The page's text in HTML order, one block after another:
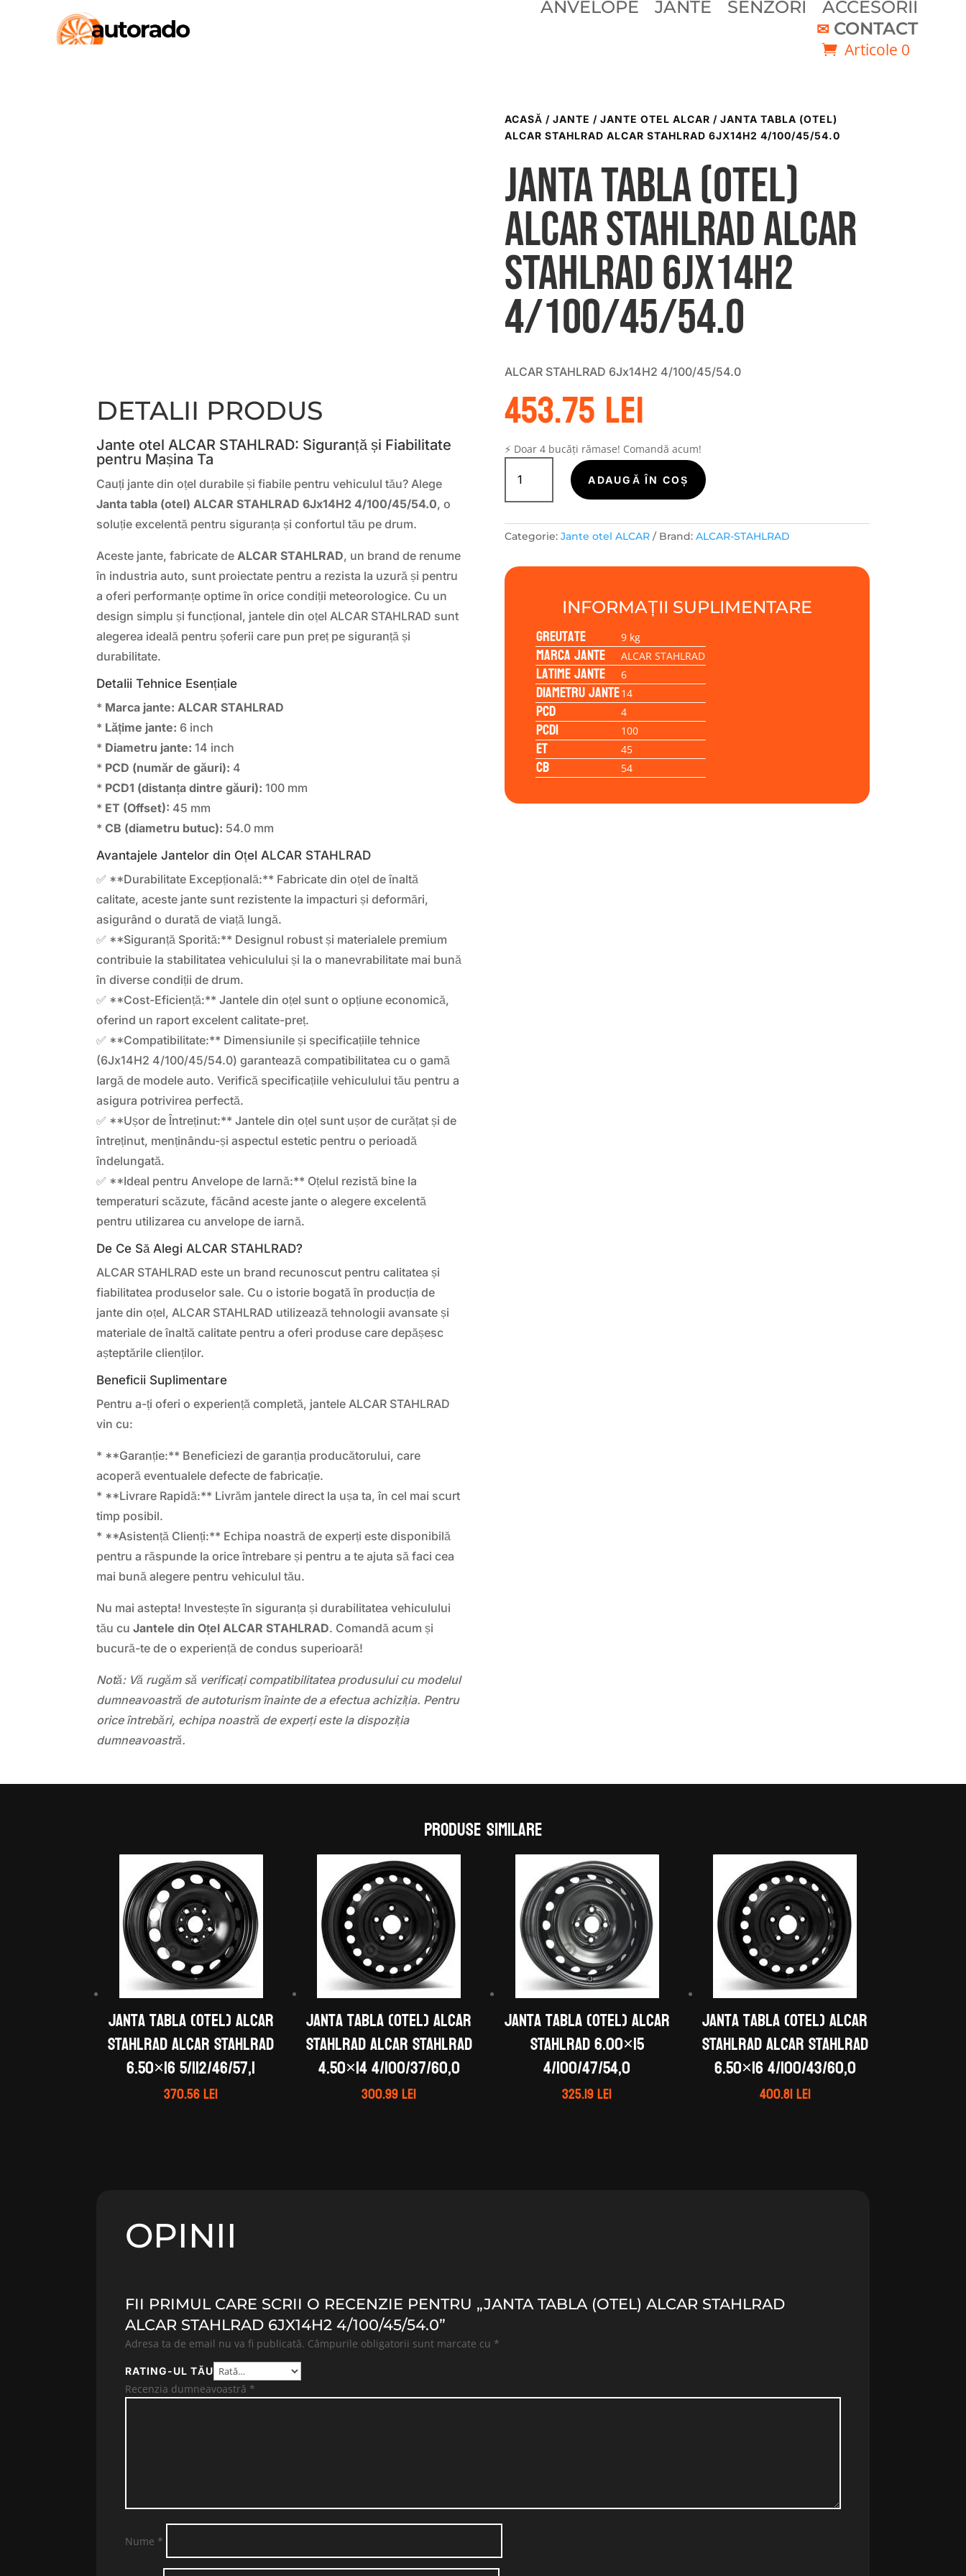
ANVELOPE JANTE SENZORI
ACCESORII
CONTACT
Articole 0
DETALII PRODUS
Jante otel ALCAR STAHLRAD: Siguranță și Fiabilitate
pentru Mașina Ta
Cauți jante din oțel durabile și fiabile pentru vehiculul tău? Alege
Janta tabla (otel) ALCAR STAHLRAD 6Jx14H2 4/100/45/54.0, o
soluție excelentă pentru siguranța și confortul tău pe drum.
Aceste jante, fabricate deALCAR STAHLRAD, un brand de renume
în industria auto, sunt proiectate pentru a rezista la uzură și pentru
a oferi performanțe optime în orice condiții meteorologice. Cu un
design simplu și funcțional, jantele din oțel ALCAR STAHLRAD sunt
alegerea ideală pentru șoferii care pun preț pe siguranță și
durabilitate.
Detalii Tehnice Esențiale
* Marca jante: ALCAR STAHLRAD
* Lățime jante: 6 inch
* Diametru jante: 14 inch
* PCD (număr de găuri): 4
* PCD1 (distanța dintre găuri): 100 mm
* ET (Offset): 45 mm
*CB (diametru butuc): 54.0 mm
Avantajele Jantelor din Oțel ALCAR STAHLRAD
✅ **Durabilitate Excepțională:** Fabricate din oțel de înaltă
calitate, aceste jante sunt rezistente la impacturi și deformări,
asigurând o durată de viață lungă.
✅ **Siguranță Sporită:** Designul robust și materialele premium
contribuie la stabilitatea vehiculului și la o manevrabilitate mai bună
în diverse condiții de drum.
✅ **Cost-Eficiență:** Jantele din oțel sunt o opțiune economică,
oferind un raport excelent calitate-preț.
✅ **Compatibilitate:** Dimensiunile și specificațiile tehnice
(6Jx14H2 4/100/45/54.0) garantează compatibilitatea cu o gamă
largă de modele auto. Verifică specificațiile vehiculului tău pentru a
asigura potrivirea perfectă.
✅ **Ușor de Întreținut:** Jantele din oțel sunt ușor de curățat și de
întreținut, menținându-și aspectul estetic pentru o perioadă
îndelungată.
✅ **Ideal pentru Anvelope de Iarnă:** Oțelul rezistă bine la
temperaturi scăzute, făcând aceste jante o alegere excelentă
pentru utilizarea cu anvelope de iarnă.
De Ce Să Alegi ALCAR STAHLRAD?
ALCAR STAHLRAD este un brand recunoscut pentru calitatea și
fiabilitatea produselor sale. Cu o istorie bogată în producția de
jante din oțel, ALCAR STAHLRAD utilizează tehnologii avansate și
materiale de înaltă calitate pentru a oferi produse care depășesc
așteptările clienților.
Beneficii Suplimentare
Pentru a-ți oferi o experiență completă, jantele ALCAR STAHLRAD
vin cu:
* **Garanție:** Beneficiezi de garanția producătorului, care
acoperă eventualele defecte de fabricație.
* **Livrare Rapidă:** Livrăm jantele direct la ușa ta, în cel mai scurt
timp posibil.
* **Asistență Clienți:** Echipa noastră de experți este disponibilă
pentru a răspunde la orice întrebare și pentru a te ajuta să faci cea
mai bună alegere pentru vehiculul tău.
Nu mai astepta! Investește în siguranța și durabilitatea vehiculului
tău cuJantele din Oțel ALCAR STAHLRAD. Comandă acum și
bucură-te de o experiență de condus superioară!
Notă: Vă rugăm să verificați compatibilitatea produsului cu modelul
dumneavoastră de autoturism înainte de a efectua achiziția. Pentru
orice întrebări, echipa noastră de experți este la dispoziția
dumneavoastră.
ACASĂ / JANTE / JANTE OTEL ALCAR / JANTA TABLA (OTEL)
ALCAR STAHLRAD ALCAR STAHLRAD 6JX14H2 4/100/45/54.0
Janta tabla (otel)
ALCAR STAHLRAD ALCAR
STAHLRAD 6Jx14H2
4/100/45/54.0
ALCAR STAHLRAD 6Jx14H2 4/100/45/54.0
453.75lei
⚡ Doar 4 bucăți rămase! Comandă acum!
Cantitate
Janta
tabla
ALCAR
STAHLRAD
ALCAR
STAHLRAD
4/100/45/54.0
ADAUGĂ ÎN COȘ
Categorie: Jante otel ALCAR Brand: ALCAR-STAHLRAD
INFORMAȚII SUPLIMENTARE
Greutate 9 kg
Marca jante ALCAR STAHLRAD
Latime jante 6
Diametru jante14
PCD 4
PCD1 100
ET 45
CB 54
Produse similare
Janta tabla (otel) ALCAR
STAHLRAD ALCAR STAHLRAD
6.50×16 5/112/46/57,1
370.56lei
Janta tabla (otel) ALCAR
STAHLRAD ALCAR STAHLRAD
4.50×14 4/100/37/60,0
300.99lei
Janta tabla (otel) ALCAR
STAHLRAD 6.00×15
4/100/47/54,0
325.19lei
Janta tabla (otel) ALCAR
STAHLRAD ALCAR STAHLRAD
6.50×16 4/100/43/60,0
400.81lei
OPINII
FII PRIMUL CARE SCRII O RECENZIE PENTRU „JANTA TABLA (OTEL) ALCAR STAHLRAD
ALCAR STAHLRAD 6JX14H2 4/100/45/54.0”
Adresa ta de email nu va fi publicată. Câmpurile obligatorii sunt marcate cu *
RATING-UL TĂU
Recenzia dumneavoastră *
Nume *